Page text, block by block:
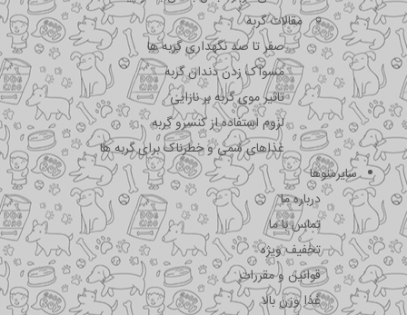
مقالات گربه
صفر تا صد نگهداری گربه ها
مسواک زدن دندان گربه
تاثیر موی گربه بر نازایی
لزوم استفاده از کنسرو گربه
غذاهای سمی و خطرناک برای گربه ها
سایرمنوها
درباره ما
تماس با ما
تخفیف ویژه
قوانین و مقررات
غذا وزن بالا